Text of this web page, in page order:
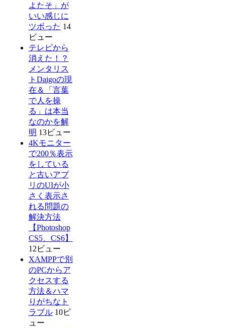
よたそ」が
いい感じに
ツボった 14
ビュー
テレビから
消えた！？
メンタリス
トDaigoの現
在＆「言葉
で人を操
る」は本当
なのかを解
明 13ビュー
4Kモニター
で200％表示
をしている
と古いアプ
リのUIが小
さく表示さ
れる問題の
解決方法
【Photoshop
CS5、CS6】
12ビュー
XAMPPで別
のPCからア
クセスする
方法＆ハマ
りがちなト
ラブル 10ビ
ュー